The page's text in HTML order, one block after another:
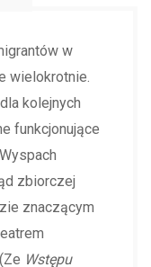
w
wielokrotnie.
kolejnych
funkcjonujące
zbiorczej
znaczącym
Wstępu